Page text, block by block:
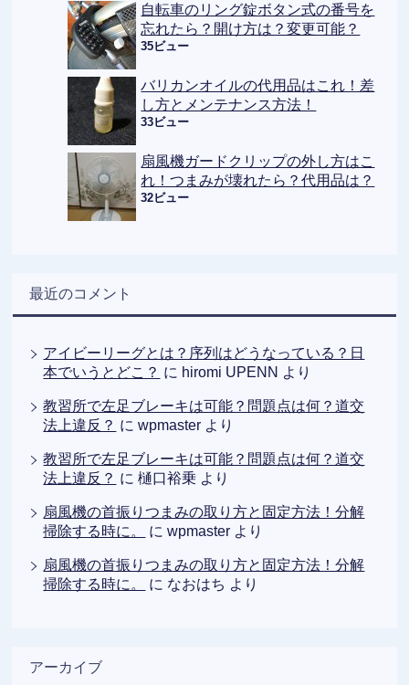
自転車のリング錠ボタン式の番号を
忘れたら？開け方は？変更可能？
35ビュー
バリカンオイルの代用品はこれ！差
し方とメンテナンス方法！
33ビュー
扇風機ガードクリップの外し方はこ
れ！つまみが壊れたら？代用品は？
32ビュー
最近のコメント
アイビーリーグとは？序列はどうなっている？日
本でいうとどこ？ に hiromi UPENN より
教習所で左足ブレーキは可能？問題点は何？道交
法上違反？ にwpmaster より
教習所で左足ブレーキは可能？問題点は何？道交
法上違反？ に樋口裕乗 より
扇風機の首振りつまみの取り方と固定方法！分解
掃除する時に。
にwpmaster より
扇風機の首振りつまみの取り方と固定方法！分解
掃除する時に。
に なおはち より
アーカイブ